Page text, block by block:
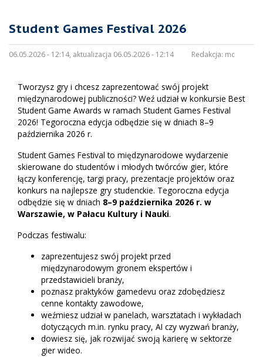
Student Games Festival 2026
06.05.2026 - 12:14, aktualizacja 06.05.2026 - 12:14 Redakcja: mc
Tworzysz gry i chcesz zaprezentować swój projekt
międzynarodowej publiczności? Weź udział w konkursie Best
Student Game Awards w ramach Student Games Festival
2026! Tegoroczna edycja odbędzie się w dniach 8–9
października 2026 r.
Student Games Festival to międzynarodowe wydarzenie
skierowane do studentów i młodych twórców gier, które
łączy konferencję, targi pracy, prezentacje projektów oraz
konkurs na najlepsze gry studenckie. Tegoroczna edycja
odbędzie się w dniach 8–9 października 2026 r. w
Warszawie, w Pałacu Kultury i Nauki.
Podczas festiwalu:
zaprezentujesz swój projekt przed
międzynarodowym gronem ekspertów i
przedstawicieli branży,
poznasz praktyków gamedevu oraz zdobędziesz
cenne kontakty zawodowe,
weźmiesz udział w panelach, warsztatach i wykładach
dotyczących m.in. rynku pracy, AI czy wyzwań branży,
dowiesz się, jak rozwijać swoją karierę w sektorze
gier wideo.